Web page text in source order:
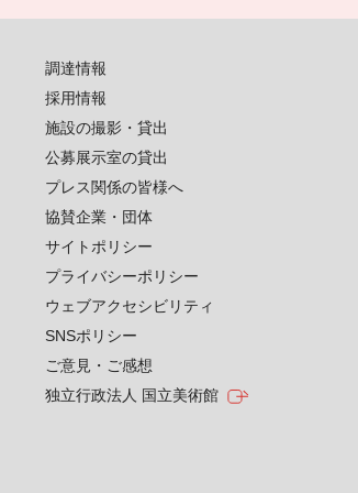
調達情報
採用情報
施設の撮影・貸出
公募展示室の貸出
プレス関係の皆様へ
協賛企業・団体
サイトポリシー
プライバシーポリシー
ウェブアクセシビリティ
SNSポリシー
ご意見・ご感想
独立行政法人 国立美術館